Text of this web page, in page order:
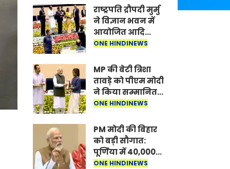
मैया से देश की
समृद्धि की
कामना की
राष्ट्रपति द्रौपदी मुर्मु
ने विज्ञान भवन में
आयोजित आदि
कर्मयोगी अभियान
में मध्यप्रदेश को
सम्मानित किया
ONE HINDINEWS
MP की बेटी त्रिशा
तावड़े को पीएम मोदी
ने किया सम्मानित,
राष्ट्रीय स्तर पर
विकास का परचम
ONE HINDINEWS
PM मोदी की बिहार
को बड़ी सौगात:
पूर्णिया में 40,000
करोड़ की विकास
ONE HINDINEWS